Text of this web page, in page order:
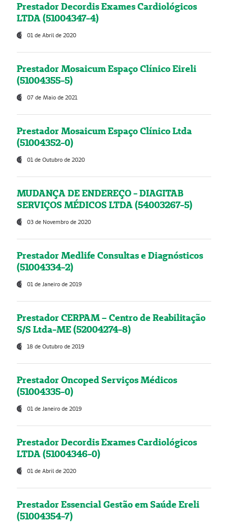
Prestador Decordis Exames Cardiológicos
LTDA (51004347-4)
01 de Abril de 2020
Prestador Mosaicum Espaço Clínico Eireli
(51004355-5)
07 de Maio de 2021
Prestador Mosaicum Espaço Clínico Ltda
(51004352-0)
01 de Outubro de 2020
MUDANÇA DE ENDEREÇO - DIAGITAB
SERVIÇOS MÉDICOS LTDA (54003267-5)
03 de Novembro de 2020
Prestador Medlife Consultas e Diagnósticos
(51004334-2)
01 de Janeiro de 2019
Prestador CERPAM – Centro de Reabilitação
S/S Ltda-ME (52004274-8)
18 de Outubro de 2019
Prestador Oncoped Serviços Médicos
(51004335-0)
01 de Janeiro de 2019
Prestador Decordis Exames Cardiológicos
LTDA (51004346-0)
01 de Abril de 2020
Prestador Essencial Gestão em Saúde Ereli
(51004354-7)